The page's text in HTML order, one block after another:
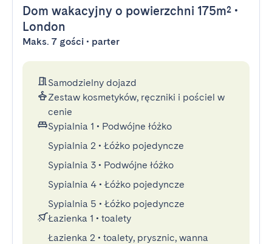
Dom wakacyjny o powierzchni 175m² •
London
Maks. 7 gości • parter
Samodzielny dojazd
Zestaw kosmetyków, ręczniki i pościel w
cenie
Sypialnia 1 • Podwójne łóżko
Sypialnia 2 • Łóżko pojedyncze
Sypialnia 3 • Podwójne łóżko
Sypialnia 4 • Łóżko pojedyncze
Sypialnia 5 • Łóżko pojedyncze
Łazienka 1 • toalety
Łazienka 2 • toalety, prysznic, wanna